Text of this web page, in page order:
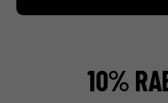
10%